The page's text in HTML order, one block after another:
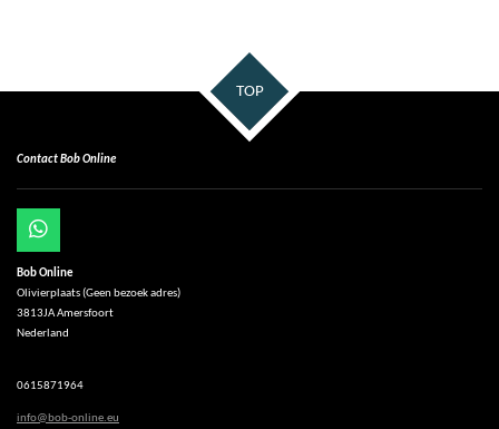
TOP
Contact Bob Online
W
h
a
t
s
A
p
Bob Online
Olivierplaats (Geen bezoek adres)
3813JA Amersfoort
Nederland
0615871964
info@bob-online.eu